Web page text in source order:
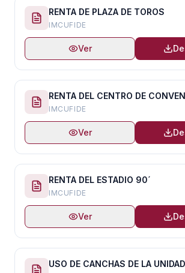
RENTA DE PLAZA DE TOROS
IMCUFIDE
Ver
RENTA DEL CENTRO DE
IMCUFIDE
Ver
RENTA DEL ESTADIO 90´
IMCUFIDE
Ver
USO DE CANCHAS DE LA